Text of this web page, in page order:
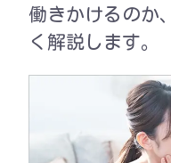
働きかけるのか
く解説します。